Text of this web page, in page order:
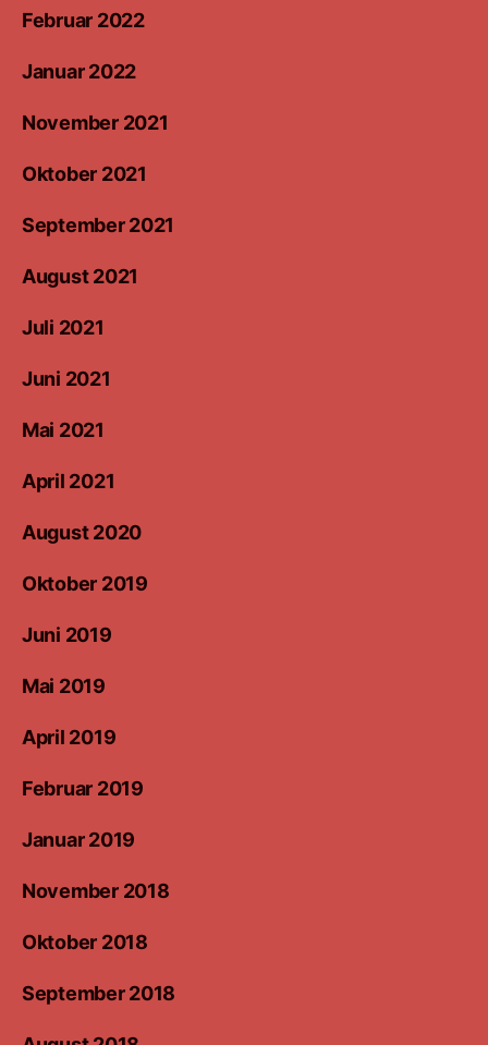
Februar 2022
Januar 2022
November 2021
Oktober 2021
September 2021
August 2021
Juli 2021
Juni 2021
Mai 2021
April 2021
August 2020
Oktober 2019
Juni 2019
Mai 2019
April 2019
Februar 2019
Januar 2019
November 2018
Oktober 2018
September 2018